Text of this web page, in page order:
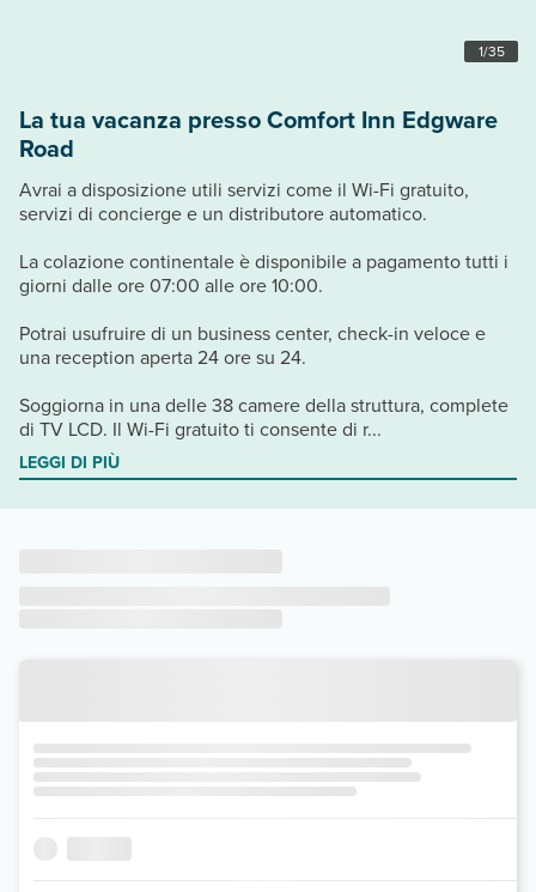
1/35
La tua vacanza presso Comfort Inn Edgware
Road
Avrai a disposizione utili servizi come il Wi-Fi gratuito,
servizi di concierge e un distributore automatico.
La colazione continentale è disponibile a pagamento tutti i
giorni dalle ore 07:00 alle ore 10:00.
Potrai usufruire di un business center, check-in veloce e
una reception aperta 24 ore su 24.
Soggiorna in una delle 38 camere della struttura, complete
di TV LCD. Il Wi-Fi gratuito ti consente di r...
LEGGI DI PIÙ